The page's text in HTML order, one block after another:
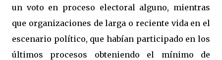
un voto en proceso electoral alguno, mientras
que organizaciones de larga o reciente vida en el
escenario político, que habían participado en los
últimos procesos obteniendo el mínimo de